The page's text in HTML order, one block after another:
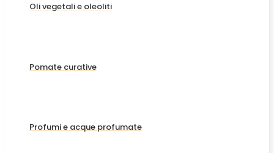
Oli vegetali e oleoliti
Pomate curative
Profumi e acque profumate